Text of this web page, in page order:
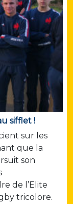
sifflet !
sur les
que la
son
de l’Elite
tricolore.